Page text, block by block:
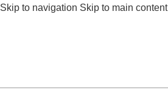
Skip to navigation Skip to main content